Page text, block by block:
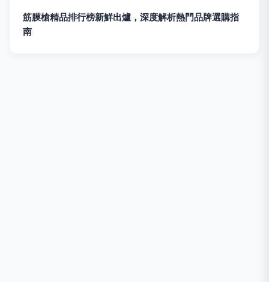
筋膜槍精品排行榜新鮮出爐，深度解析熱門品牌選購指
南